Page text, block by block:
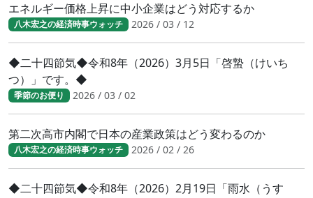
エネルギー価格上昇に中小企業はどう対応するか
八木宏之の経済時事ウォッチ 2026 / 03 / 12
◆二十四節気◆令和8年（2026）3月5日「啓蟄（けいち
つ）」です。◆
季節のお便り 2026 / 03 / 02
第二次高市内閣で日本の産業政策はどう変わるのか
八木宏之の経済時事ウォッチ 2026 / 02 / 26
◆二十四節気◆令和8年（2026）2月19日「雨水（うす